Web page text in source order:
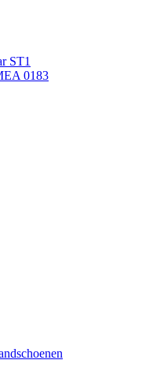
ST1
0183